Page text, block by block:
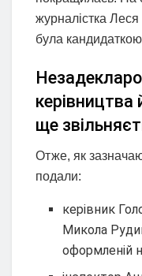
журналістка
була кандидаткою
керівництва
ще
Отже, як
подали:
керівник
Микола
оформленій